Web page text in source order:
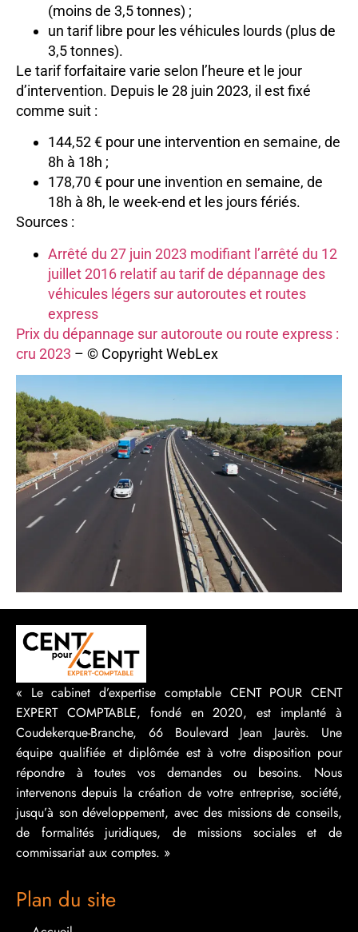
(moins de 3,5 tonnes) ;
un tarif libre pour les véhicules lourds (plus de
3,5 tonnes).
Le tarif forfaitaire varie selon l’heure et le jour
d’intervention. Depuis le 28 juin 2023, il est fixé
comme suit :
144,52 € pour une intervention en semaine, de
8h à 18h ;
178,70 € pour une invention en semaine, de
18h à 8h, le week-end et les jours fériés.
Sources :
Arrêté du 27 juin 2023 modifiant l’arrêté du 12
juillet 2016 relatif au tarif de dépannage des
véhicules légers sur autoroutes et routes
express
Prix du dépannage sur autoroute ou route express :
cru 2023 – © Copyright WebLex
« Le cabinet d’expertise comptable CENT POUR CENT
EXPERT COMPTABLE, fondé en 2020, est implanté à
Coudekerque-Branche, 66 Boulevard Jean Jaurès. Une
équipe qualifiée et diplômée est à votre disposition pour
répondre à toutes vos demandes ou besoins. Nous
intervenons depuis la création de votre entreprise, société,
jusqu’à son développement, avec des missions de conseils,
de formalités juridiques, de missions sociales et de
commissariat aux comptes. »
Plan du site